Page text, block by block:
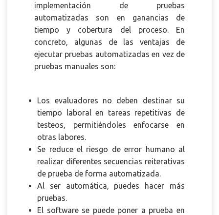
implementación de pruebas
automatizadas son en ganancias de
tiempo y cobertura del proceso. En
concreto, algunas de las ventajas de
ejecutar pruebas automatizadas en vez de
pruebas manuales son:
Los evaluadores no deben destinar su
tiempo laboral en tareas repetitivas de
testeos, permitiéndoles enfocarse en
otras labores.
Se reduce el riesgo de error humano al
realizar diferentes secuencias reiterativas
de prueba de forma automatizada.
Al ser automática, puedes hacer más
pruebas.
El software se puede poner a prueba en